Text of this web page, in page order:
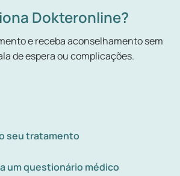
funcionar de forma lenta ou
lento da tiroide
e o funcionamento
Nestes casos, há
ou excessiva de hormonas,
mulheres do que em homens, e
aumenta com a idade.
Dokteronline?
e receba aconselhamento sem
de espera ou complicações.
seu tratamento
um questionário médico